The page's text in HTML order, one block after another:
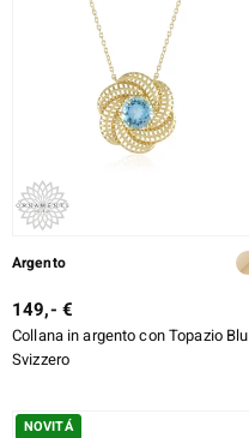
Argento
149,- €
Collana in argento con Topazio Blu
Svizzero
NOVITÁ